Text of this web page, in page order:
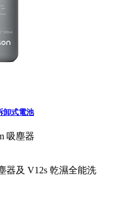
卸式電池
吸塵器
器及 V12s 乾濕全能洗